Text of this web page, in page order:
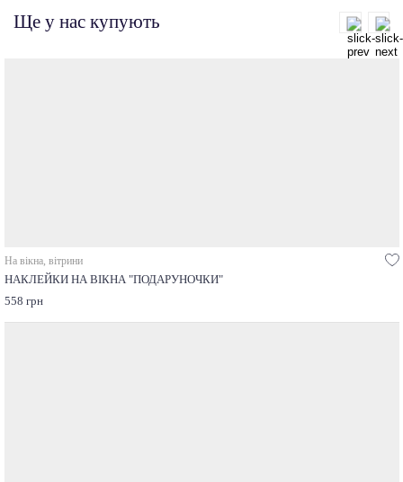
Ще у нас купують
На вікна, вітрини
НАКЛЕЙКИ НА ВІКНА "ПОДАРУНОЧКИ"
558 грн